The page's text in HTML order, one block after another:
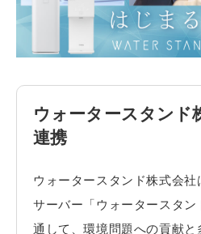
ウォータースタンド
連携
ウォータースタンド株式会
サーバー「ウォータースタ
通して、環境問題への貢献と